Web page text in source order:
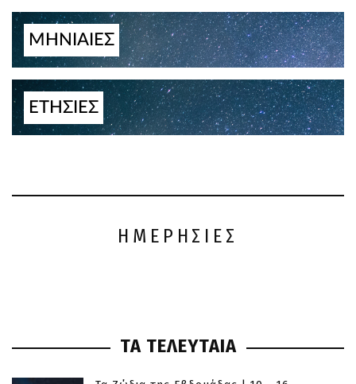
ΜΗΝΙΑΙΕΣ
ΕΤΗΣΙΕΣ
ΗΜΕΡΗΣΙΕΣ
ΤΑ ΤΕΛΕΥΤΑΙΑ